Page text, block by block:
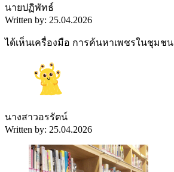
นายปฏิพัทธ์
Written by: 25.04.2026
ได้เห็นเครื่องมือ การค้นหาเพชรในชุมชน
นางสาวอรรัตน์
Written by: 25.04.2026